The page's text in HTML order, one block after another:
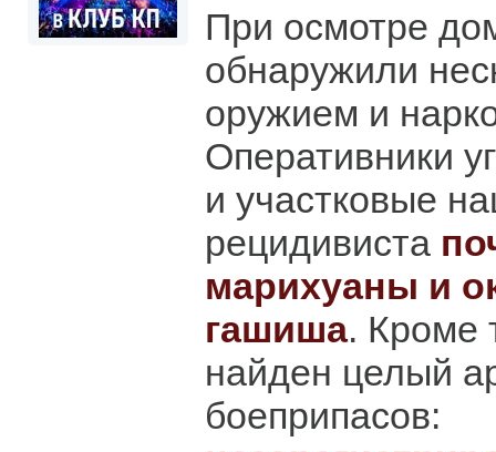
При осмотре
обнаружили
оружием и
Оперативники
и участковые
рецидивиста
марихуаны и
гашиша. Кроме
найден целый
боеприпасов: